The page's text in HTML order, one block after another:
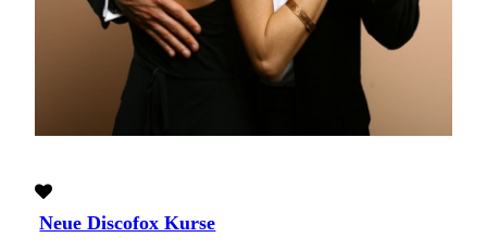
Neue Discofox Kurse